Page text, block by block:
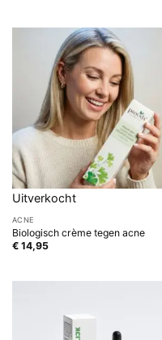
Uitverkocht
ACNE
Biologisch crème tegen acne
€14,95